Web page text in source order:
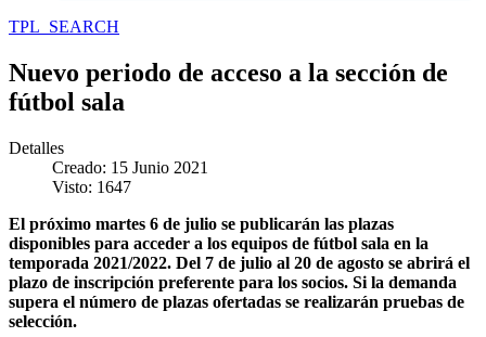
TPL_SEARCH
Nuevo periodo de acceso a la sección de
fútbol sala
Detalles
Creado: 15 Junio 2021
Visto: 1647
El próximo martes 6 de julio se publicarán las plazas
disponibles para acceder a los equipos de fútbol sala en la
temporada 2021/2022. Del 7 de julio al 20 de agosto se abrirá el
plazo de inscripción preferente para los socios. Si la demanda
supera el número de plazas ofertadas se realizarán pruebas de
selección.